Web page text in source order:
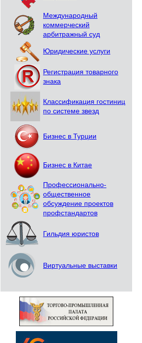
Международный
коммерческий
арбитражный суд
Юридические услуги
Регистрация товарного
знака
Классификация гостиниц
по системе звезд
Бизнес в Турции
Бизнес в Китае
Профессионально-
общественное
обсуждение проектов
профстандартов
Гильдия юристов
Виртуальные выставки